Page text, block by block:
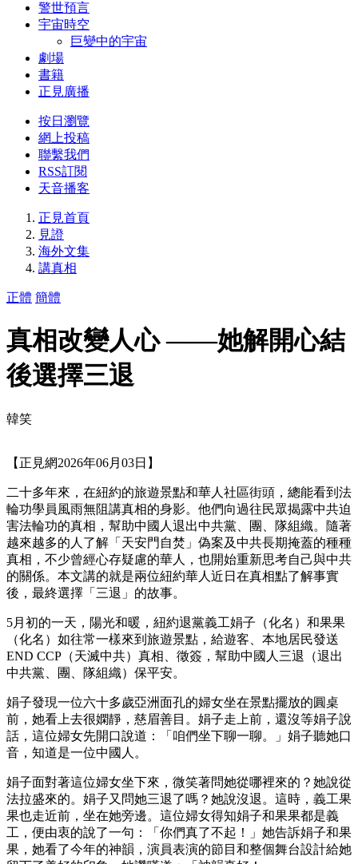
警世預言
宇宙時空
巨變中的宇宙
劇場
書籍
正見廣播
按日瀏覽
網上投稿
聯繫我們
RSS訂閱
天音播客
正見首頁
見證
海外文集
講真相
正體 簡體
真相改變人心 ——她解開心結
後選擇三退
韓笑
【正見網2026年06月03日】
二十多年來，在紐約的旅遊景點和華人社區街頭，總能看到法
輪功學員風雨無阻講真相的身影。他們向過往民眾揭露中共迫
害法輪功的真相，幫助中國人退出中共黨、團、隊組織。隨著
越來越多的人了解「天安門自焚」偽案及中共長期掩蓋的種種
真相，不少曾經心存疑慮的華人，也開始重新思考自己與中共
的關係。本文講的就是兩位紐約華人近日在真相點了解事實
後，最終選擇「三退」的故事。
5月初的一天，陽光和暖，紐約退黨義工娟子（化名）和果果
（化名）如往常一樣來到旅遊景點，給遊客、本地居民發送
END CCP（天滅中共）真相、徵簽，幫助中國人三退（退出
中共黨、團、隊組織）保平安。
娟子發現一位六十多歲亞洲面孔的婦女坐在景點擺放的圓桌
前，她看上去很嫻靜，慈眉善目。娟子走上前，還沒等娟子說
話，這位婦女先開口說道：「咱們坐下聊一聊。」娟子聽她口
音，知道是一位中國人。
娟子面對著這位婦女坐下來，微笑著問她從哪裡來的？她說從
法拉盛來的。娟子又問她三退了嗎？她說沒退。這時，義工果
果也走近前，坐在她旁邊。這位婦女得知娟子和果果都是義
工，便由衷的說了一句：「你們真了不起！」她告訴娟子和果
果，她看了今年的神韻，演員表演的節目和整個舞台設計給她